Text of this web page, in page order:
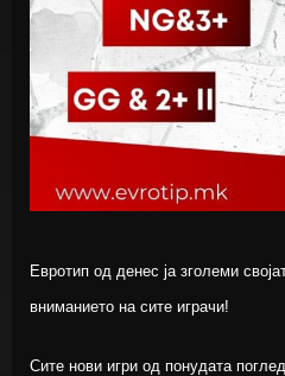
Евротип од денес ја зголеми
вниманието на сите играчи!
Сите нови игри од понудата